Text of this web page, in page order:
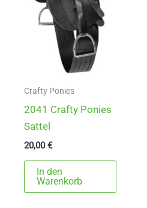
Crafty Ponies
2041 Crafty Ponies
Sattel
20,00€
In den
Warenkorb